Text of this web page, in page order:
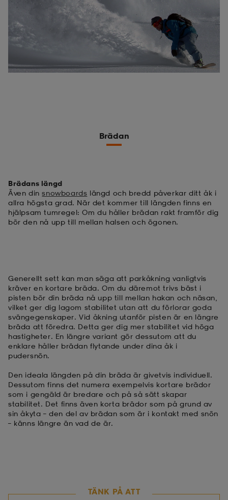
Brädan
Brädans längd
Även dinsnowboards längd och bredd påverkar ditt åk i
allra högsta grad. När det kommer till längden finns en
hjälpsam tumregel: Om du håller brädan rakt framför dig
bör den nå upp till mellan halsen och ögonen.
Generellt sett kan man säga att parkåkning vanligtvis
kräver en kortare bräda. Om du däremot trivs bäst i
pisten bör din bräda nå upp till mellan hakan och näsan,
vilket ger dig lagom stabilitet utan att du förlorar goda
svängegenskaper. Vid åkning utanför pisten är en längre
bräda att föredra. Detta ger dig mer stabilitet vid höga
hastigheter. En längre variant gör dessutom att du
enklare håller brädan flytande under dina åk i
pudersnön.
Den ideala längden på din bräda är givetvis individuell.
Dessutom finns det numera exempelvis kortare brädor
som i gengäld är bredare och på så sätt skapar
stabilitet. Det finns även korta brädor som på grund av
sin åkyta – den del av brädan som är i kontakt med snön
– känns längre än vad de är.
TÄNK PÅ ATT